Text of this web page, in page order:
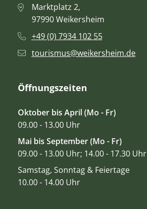
Marktplatz 2,
97990 Weikersheim
+49 (0) 7934 102 55
tourismus@weikersheim.de
Öffnungszeiten
Oktober bis April (Mo - Fr)
09.00 - 13.00 Uhr
Mai bis September (Mo - Fr)
09.00 - 13.00 Uhr; 14.00 - 17.30 Uhr
Samstag, Sonntag & Feiertage
10.00 - 14.00 Uhr